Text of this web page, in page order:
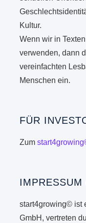
Kultur.
Wenn wir in
verwenden, dann
vereinfachten
Menschen ein.
FÜR
Zum
IMPRESSUM
start4growing© ist
GmbH, vertreten